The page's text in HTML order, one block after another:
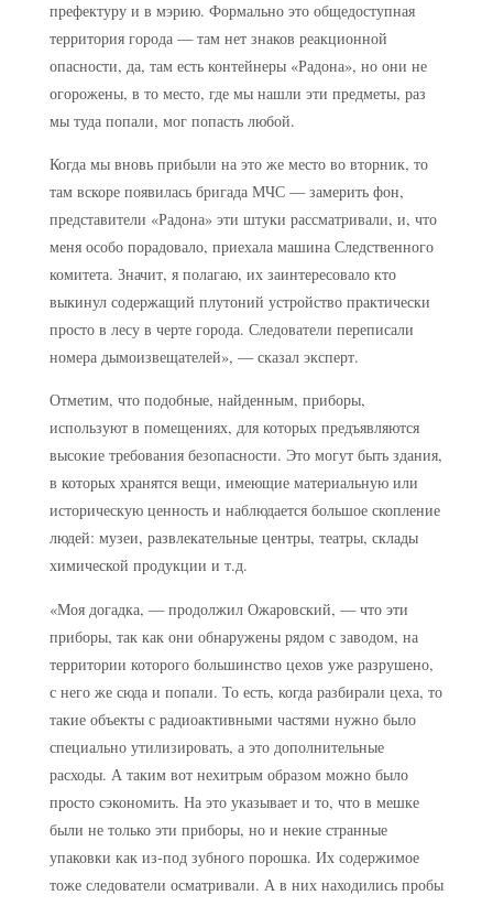
префектуру и в мэрию. Формально это общедоступная
территория города — там нет знаков реакционной
опасности, да, там есть контейнеры «Радона», но они не
огорожены, в то место, где мы нашли эти предметы, раз
мы туда попали, мог попасть любой.
Когда мы вновь прибыли на это же место во вторник, то
там вскоре появилась бригада МЧС — замерить фон,
представители «Радона» эти штуки рассматривали, и, что
меня особо порадовало, приехала машина Следственного
комитета. Значит, я полагаю, их заинтересовало кто
выкинул содержащий плутоний устройство практически
просто в лесу в черте города. Следователи переписали
номера дымоизвещателей», — сказал эксперт.
Отметим, что подобные, найденным, приборы,
используют в помещениях, для которых предъявляются
высокие требования безопасности. Это могут быть здания,
в которых хранятся вещи, имеющие материальную или
историческую ценность и наблюдается большое скопление
людей: музеи, развлекательные центры, театры, склады
химической продукции и т.д.
«Моя догадка, — продолжил Ожаровский, — что эти
приборы, так как они обнаружены рядом с заводом, на
территории которого большинство цехов уже разрушено,
с него же сюда и попали. То есть, когда разбирали цеха, то
такие объекты с радиоактивными частями нужно было
специально утилизировать, а это дополнительные
расходы. А таким вот нехитрым образом можно было
просто сэкономить. На это указывает и то, что в мешке
были не только эти приборы, но и некие странные
упаковки как из-под зубного порошка. Их содержимое
тоже следователи осматривали. А в них находились пробы